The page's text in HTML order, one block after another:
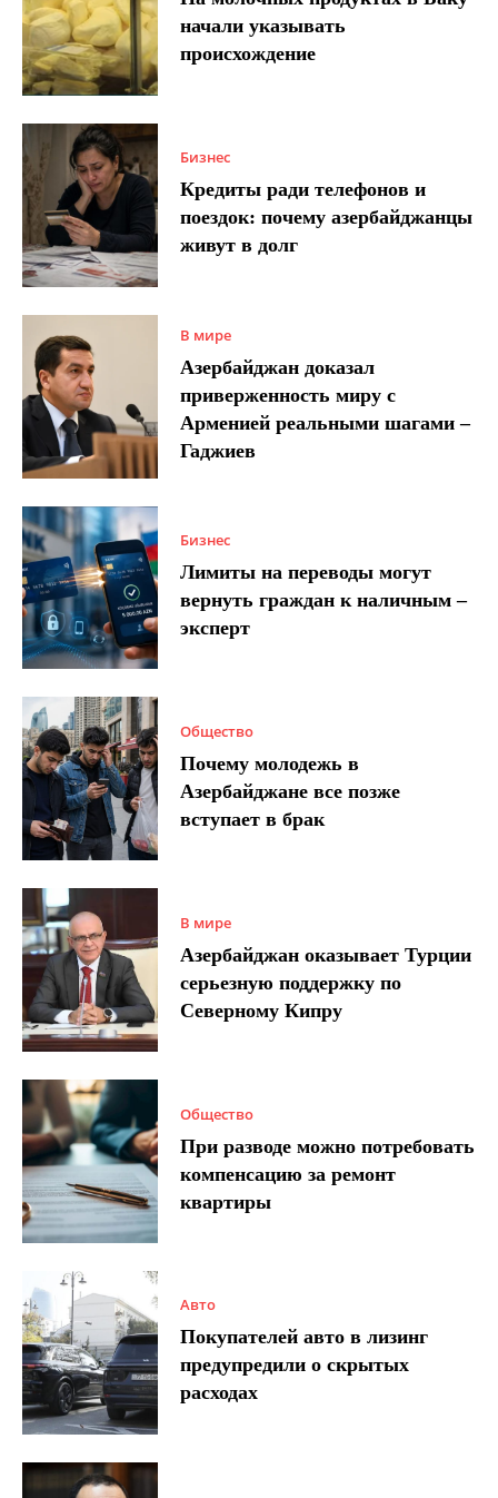
начали указывать
происхождение
Бизнес
Кредиты ради телефонов и
поездок: почему азербайджанцы
живут в долг
В мире
Азербайджан доказал
приверженность миру с
Арменией реальными шагами –
Гаджиев
Бизнес
Лимиты на переводы могут
вернуть граждан к наличным –
эксперт
Общество
Почему молодежь в
Азербайджане все позже
вступает в брак
В мире
Азербайджан оказывает Турции
серьезную поддержку по
Северному Кипру
Общество
При разводе можно потребовать
компенсацию за ремонт
квартиры
Авто
Покупателей авто в лизинг
предупредили о скрытых
расходах